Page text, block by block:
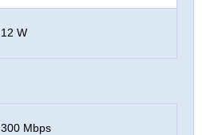
12 W
300 Mbps